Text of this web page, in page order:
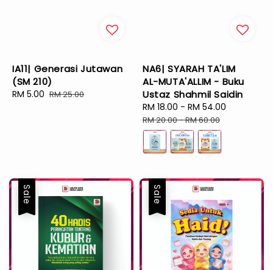
IA11| Generasi Jutawan
(SM 210)
Sale
RM 5.00 Regular
RM 25.00
NA6| SYARAH TA'LIM
AL-MUTA'ALLIM - Buku
Ustaz Shahmil Saidin
Sale
price
RM 18.00 - RM 54.00
RM 20.00-RM 60.00
Sale Sale